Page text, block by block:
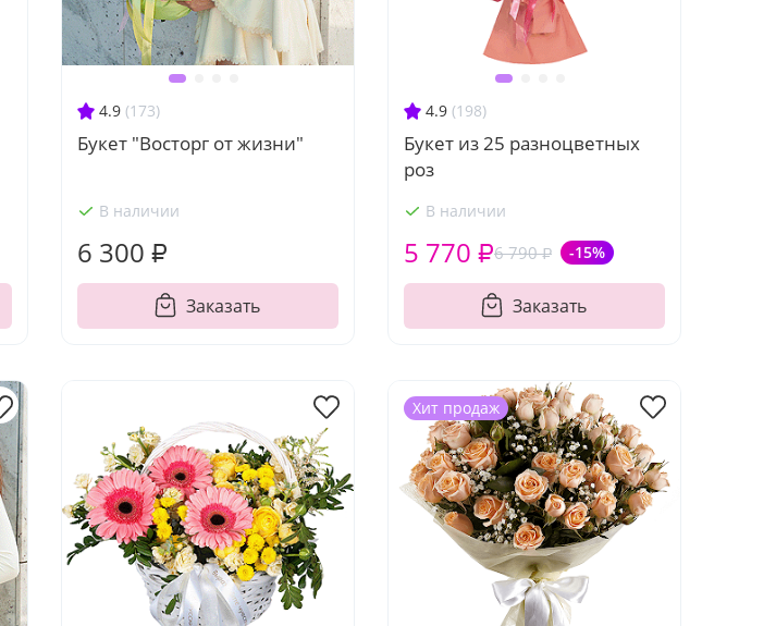
4.9 (173)
Букет "Восторг от жизни"
В наличии
6 300 ₽
Заказать
4.9 (198)
Букет из 25 разноцветных
роз
В наличии
6 790 ₽ -15%
5 770 ₽
Заказать
Хит продаж